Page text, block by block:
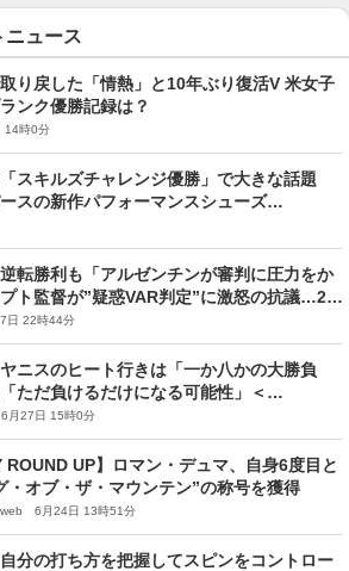
ニュース
り戻した「情熱」と10年ぶり復活V 米女子
ンク優勝記録は？
時0分
スキルズチャレンジ優勝」で大きな話題
スの新作パフォーマンスシューズ
、9月発売決定
転勝利も「アルゼンチンが審判に圧力をか
ト監督が”疑惑VAR判定”に激怒の抗議…2点
消しが物議…「どこまで遡ってファウルを
家見解も割れる
日 22時44分
ニスのヒート行きは「一か八かの大勝負
ただ負けるだけになる可能性」＜
＞
月27日 15時0分
ROUND UP】ロマン・デュマ、自身6度目と
・オブ・ザ・マウンテン”の称号を獲得
web 6月24日 13時51分
分の打ち方を把握してスピンをコントロー